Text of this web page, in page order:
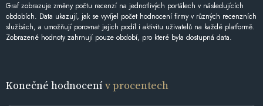
Graf zobrazuje změny počtu recenzí na jednotlivých portálech v následujících
obdobích. Data ukazují, jak se vyvíjel počet hodnocení firmy v různých recenzních
službách, a umožňují porovnat jejich podíl i aktivitu uživatelů na každé platformě.
Zobrazené hodnoty zahrnují pouze období, pro které byla dostupná data.
Konečné hodnocenív procentech